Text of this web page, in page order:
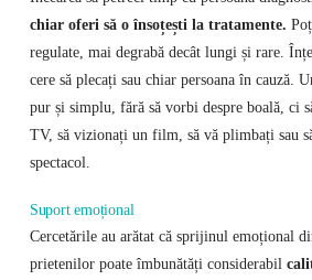
chiar oferi să o însoțești la tratamente.
regulate, mai degrabă decât lungi și rare.
cere să plecați sau chiar persoana în cauză.
pur și simplu, fără să vorbi despre boală, ci
TV, să vizionați un film, să vă plimbați sau
spectacol.
Suport emoțional
Cercetările au arătat că sprijinul emoțional
prietenilor poate îmbunătăți considerabil